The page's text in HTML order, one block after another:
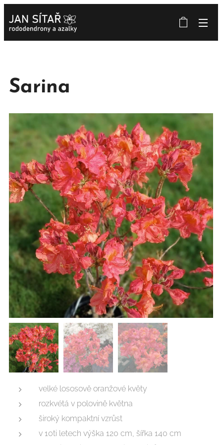
Sarina
velké lososově oranžové květy
rozkvétá v polovině května
široký kompaktní vzrůst
v 10ti letech výška 120 cm, šířka 140 cm